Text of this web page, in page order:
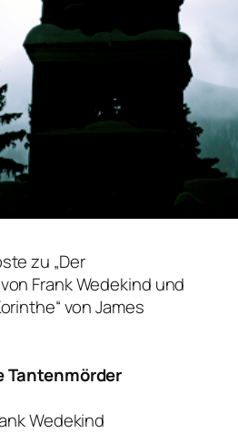
zu „Der
Frank Wedekind und
von James
Tantenmörder
Wedekind